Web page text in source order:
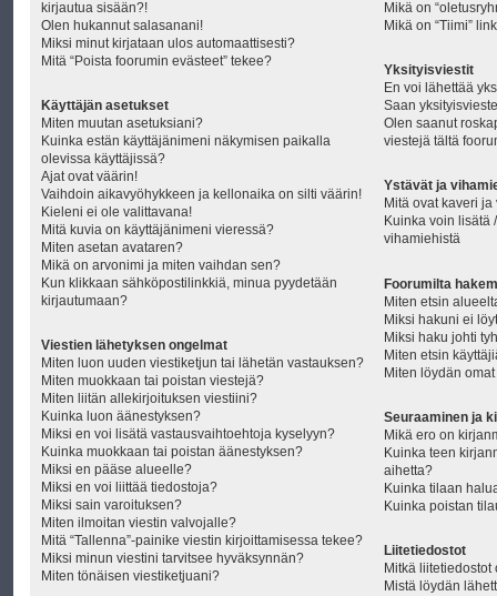
kirjautua sisään?!
Olen hukannut salasanani!
Miksi minut kirjataan ulos automaattisesti?
Mitä “Poista foorumin evästeet” tekee?
Käyttäjän asetukset
Miten muutan asetuksiani?
Kuinka estän käyttäjänimeni näkymisen paikalla
olevissa käyttäjissä?
Ajat ovat väärin!
Vaihdoin aikavyöhykkeen ja kellonaika on silti väärin!
Kieleni ei ole valittavana!
Mitä kuvia on käyttäjänimeni vieressä?
Miten asetan avataren?
Mikä on arvonimi ja miten vaihdan sen?
Kun klikkaan sähköpostilinkkiä, minua pyydetään
kirjautumaan?
Viestien lähetyksen ongelmat
Miten luon uuden viestiketjun tai lähetän vastauksen?
Miten muokkaan tai poistan viestejä?
Miten liitän allekirjoituksen viestiini?
Kuinka luon äänestyksen?
Miksi en voi lisätä vastausvaihtoehtoja kyselyyn?
Kuinka muokkaan tai poistan äänestyksen?
Miksi en pääse alueelle?
Miksi en voi liittää tiedostoja?
Miksi sain varoituksen?
Miten ilmoitan viestin valvojalle?
Mitä “Tallenna”-painike viestin kirjoittamisessa tekee?
Miksi minun viestini tarvitsee hyväksynnän?
Miten tönäisen viestiketjuani?
Mikä on
Mikä on “Tiimi”
Yksityisviestit
En voi lähettää
Saan
Olen saanut
viestejä tältä
Ystävät ja
Mitä ovat kaveri
Kuinka voin lisätä
vihamiehistä
Foorumilta
Miten etsin
Miksi hakuni ei
Miksi haku johti
Miten etsin
Miten löydän
Seuraaminen ja
Mikä ero on
Kuinka teen
aihetta?
Kuinka tilaan
Kuinka poistan
Liitetiedostot
Mitkä
Mistä löydän